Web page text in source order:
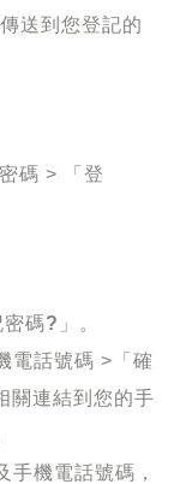
送到您登記的
碼 > 「登
碼? 」。
電話號碼 >「確
關連結到您的手
手機電話號碼，